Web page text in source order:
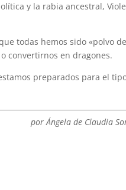
y la rabia ancestral,
todas hemos sido «polvo de
convertirnos en dragones.
preparados para el
por Ángela de Claudia